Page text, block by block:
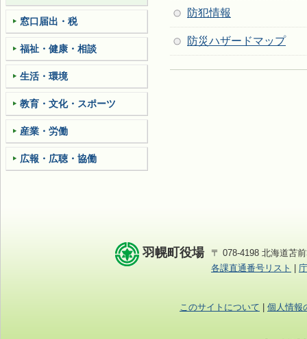
防犯情報
防災ハザードマップ
窓口届出・税
福祉・健康・相談
生活・環境
教育・文化・スポーツ
産業・労働
広報・広聴・協働
羽幌町役場
〒 078-4198 北海道苫
各課直通番号リスト
このサイトについて 個人情報